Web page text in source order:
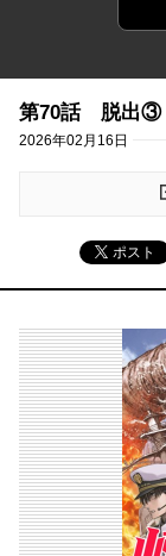
第70話 脱出③
2026年02月16日
ポスト